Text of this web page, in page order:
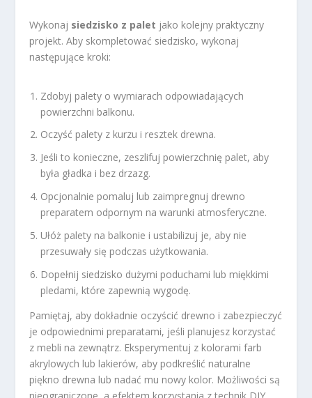
Wykonaj siedzisko z palet jako kolejny praktyczny
projekt. Aby skompletować siedzisko, wykonaj
następujące kroki:
Zdobyj palety o wymiarach odpowiadających
powierzchni balkonu.
Oczyść palety z kurzu i resztek drewna.
Jeśli to konieczne, zeszlifuj powierzchnię palet, aby
była gładka i bez drzazg.
Opcjonalnie pomaluj lub zaimpregnuj drewno
preparatem odpornym na warunki atmosferyczne.
Ułóż palety na balkonie i ustabilizuj je, aby nie
przesuwały się podczas użytkowania.
Dopełnij siedzisko dużymi poduchami lub miękkimi
pledami, które zapewnią wygodę.
Pamiętaj, aby dokładnie oczyścić drewno i zabezpieczyć
je odpowiednimi preparatami, jeśli planujesz korzystać
z mebli na zewnątrz. Eksperymentuj z kolorami farb
akrylowych lub lakierów, aby podkreślić naturalne
piękno drewna lub nadać mu nowy kolor. Możliwości są